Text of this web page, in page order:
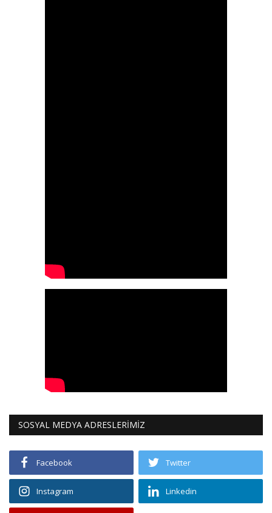
SOSYAL MEDYA ADRESLERİMİZ
Facebook Twitter
Instagram Linkedin